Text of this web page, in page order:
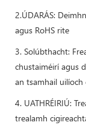
2.ÚDARÁS:
agus RoHS rite
3. Solúbthacht:
chustaiméirí agus
an tsamhail uilíoch
4. UATHRÉIRIÚ:
trealamh